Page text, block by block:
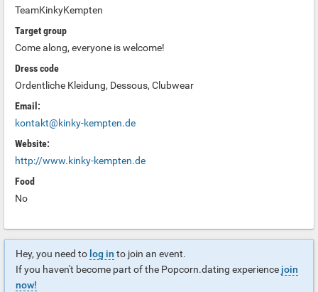
TeamKinkyKempten
Target group
Come along, everyone is welcome!
Dress code
Ordentliche Kleidung, Dessous, Clubwear
Email:
kontakt@kinky-kempten.de
Website:
http://www.kinky-kempten.de
Food
No
Hey, you need to log in to join an event.
If you haven't become part of the Popcorn.dating experience join
now!